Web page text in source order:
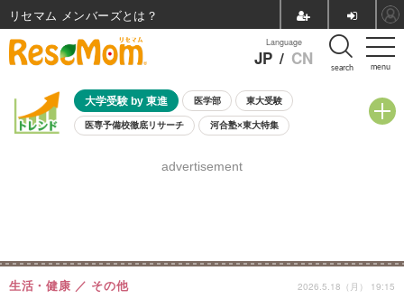
menu
Language
JP / CN search
大学受験 by 東進 医学部 東大受験
医専予備校徹底リサーチ 河合塾×東大特集
8月開催学校説明会・相談会
advertisement
生活・健康 その他 2026.5.18（月） 19:15
リセマム メンバーズ